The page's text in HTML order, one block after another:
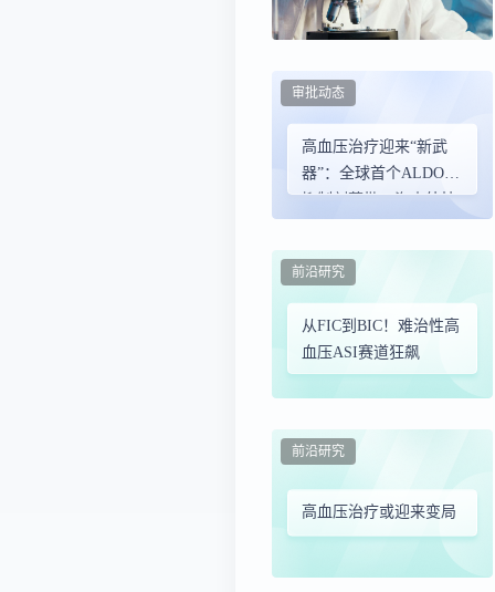
高血压治疗迎来“新武
器”：全球首个ALDOS
抑制剂获批，海内外技
审批动态
从FIC到BIC！难治性高
血压ASI赛道狂飙
前沿研究
高血压治疗或迎来变局
前沿研究